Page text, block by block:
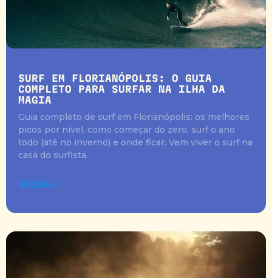
SURF EM FLORIANÓPOLIS: O GUIA
COMPLETO PARA SURFAR NA ILHA DA
MAGIA
Guia completo de surf em Florianópolis: os melhores
picos por nível, como começar do zero, surf o ano
todo (até no inverno) e onde ficar. Vem viver o surf na
casa do surfista.
SAIBA+